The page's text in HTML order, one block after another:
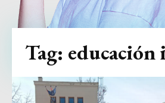
Tag: educación